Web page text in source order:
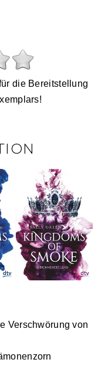
die Bereitstellung
Verschwörung von